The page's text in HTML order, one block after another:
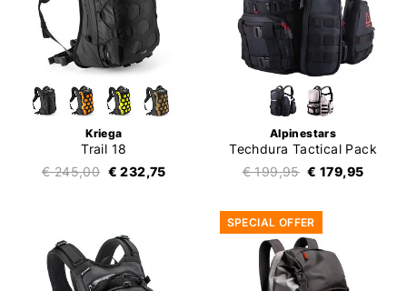
Kriega
Trail 18
€ 245,00 € 232,75
Alpinestars
Techdura Tactical Pack
€ 199,95 € 179,95
SPECIAL OFFER